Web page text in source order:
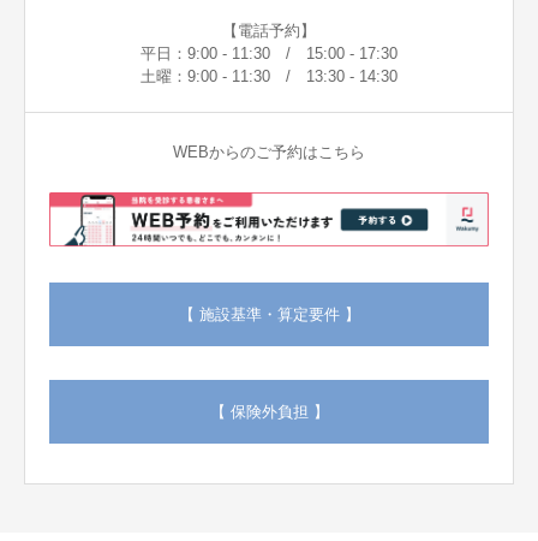
【電話予約】
平日：9:00 - 11:30 / 15:00 - 17:30
土曜：9:00 - 11:30 / 13:30 - 14:30
WEBからのご予約はこちら
【 施設基準・算定要件 】
【 保険外負担 】